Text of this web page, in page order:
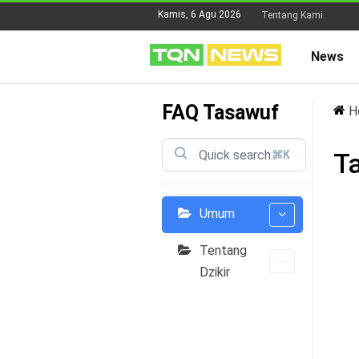
Kamis, 6 Agu 2026 Tentang Kami
News
FAQ Tasawuf
⌘K
Umum
Tentang
Dzikir